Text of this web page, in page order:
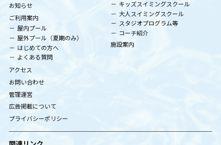
お知らせ
ご利用案内
屋内プール
屋外プール（夏期のみ）
はじめての方へ
よくある質問
キッズスイミングスクール
大人スイミングスクール
スタジオプログラム等
コーチ紹介
施設案内
アクセス
お問い合わせ
管理運営
広告掲載について
プライバシーポリシー